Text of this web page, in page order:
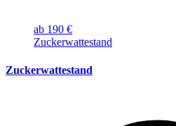
ab 190 €
Zuckerwattestand
Zuckerwattestand